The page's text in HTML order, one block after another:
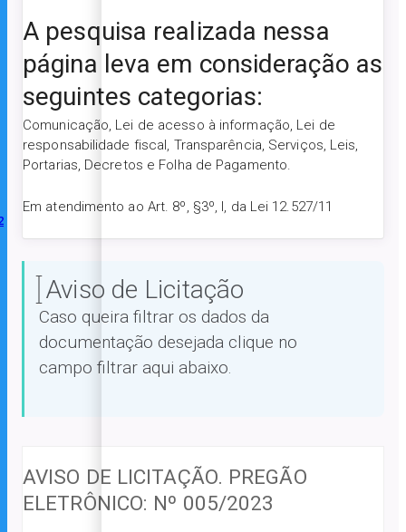
A pesquisa realizada nessa
página leva em consideração as
seguintes categorias:
Comunicação, Lei de acesso à informação, Lei de
responsabilidade fiscal, Transparência, Serviços, Leis,
Portarias, Decretos e Folha de Pagamento.
Em atendimento ao Art. 8º, §3º, I, da Lei 12.527/11
Aviso de Licitação
Caso queira filtrar os dados da
documentação desejada clique no
campo filtrar aqui abaixo.
AVISO DE LICITAÇÃO. PREGÃO
ELETRÔNICO: Nº 005/2023